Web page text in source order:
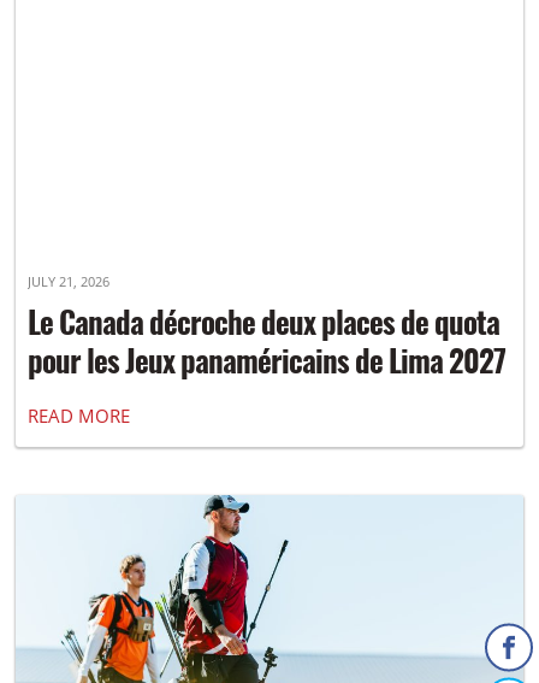
JULY 21, 2026
Le Canada décroche deux places de quota
pour les Jeux panaméricains de Lima 2027
READ MORE